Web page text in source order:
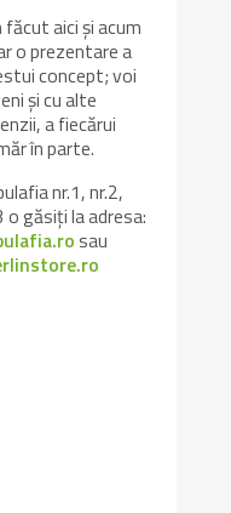
făcut aici și acum
o prezentare a
concept; voi
și cu alte
a fiecărui
în parte.
nr.1, nr.2,
o găsiți la adresa:
sau